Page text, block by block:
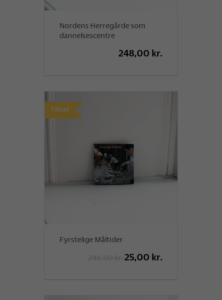
Nordens Herregårde som
dannelsescentre
248,00 kr.
Tilbud
Fyrstelige Måltider
25,00 kr.